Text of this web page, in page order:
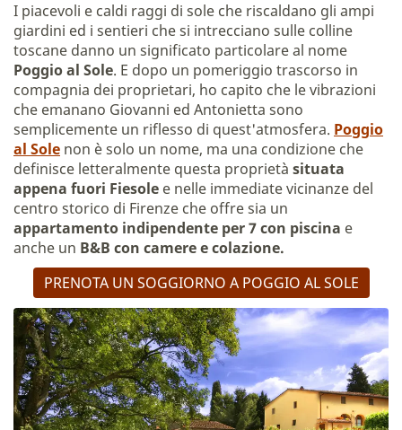
I piacevoli e caldi raggi di sole che riscaldano gli ampi
giardini ed i sentieri che si intrecciano sulle colline
toscane danno un significato particolare al nome
Poggio al Sole. E dopo un pomeriggio trascorso in
compagnia dei proprietari, ho capito che le vibrazioni
che emanano Giovanni ed Antonietta sono
semplicemente un riflesso di quest'atmosfera. Poggio
al Sole non è solo un nome, ma una condizione che
definisce letteralmente questa proprietà situata
appena fuori Fiesole e nelle immediate vicinanze del
centro storico di Firenze che offre sia un
appartamento indipendente per 7 con piscina e
anche un B&B con camere e colazione.
PRENOTA UN SOGGIORNO A POGGIO AL SOLE